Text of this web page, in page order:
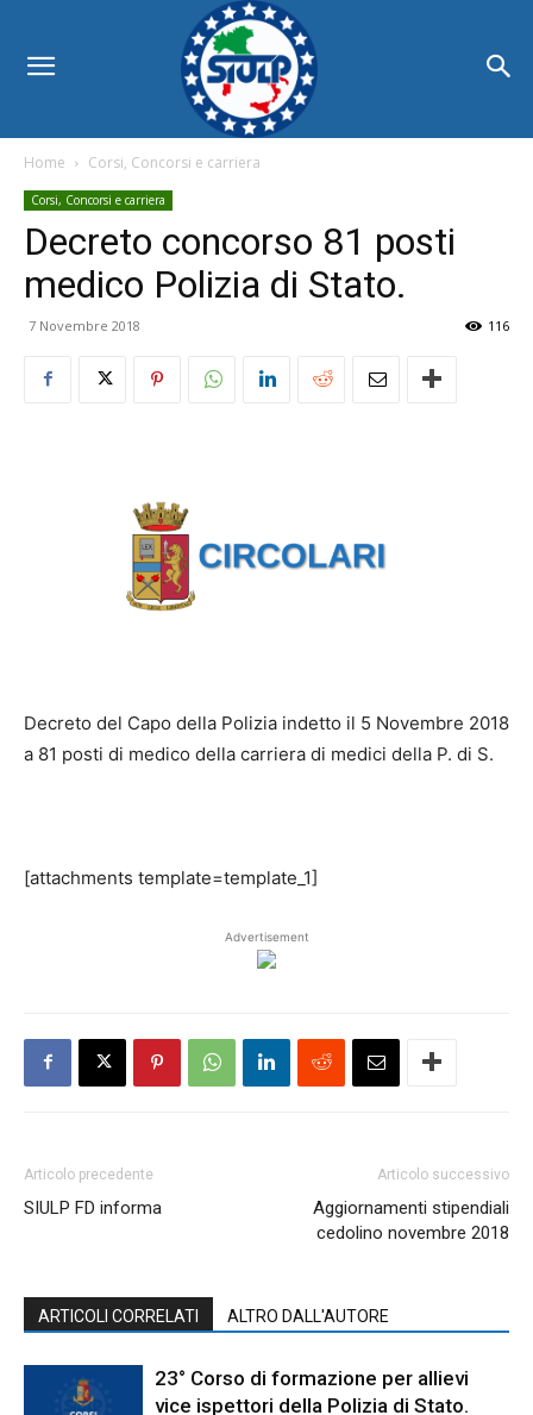
Home Corsi, Concorsi e carriera
Corsi, Concorsi e carriera
Decreto concorso 81 posti
medico Polizia di Stato.
7 Novembre 2018 116
Decreto del Capo della Polizia indetto il 5 Novembre 2018
a 81 posti di medico della carriera di medici della P. di S.
[attachments template=template_1]
Advertisement
Articolo precedente
SIULP FD informa
Articolo successivo
Aggiornamenti stipendiali
cedolino novembre 2018
ARTICOLI CORRELATI ALTRO DALL'AUTORE
23° Corso di formazione per allievi
vice ispettori della Polizia di Stato.